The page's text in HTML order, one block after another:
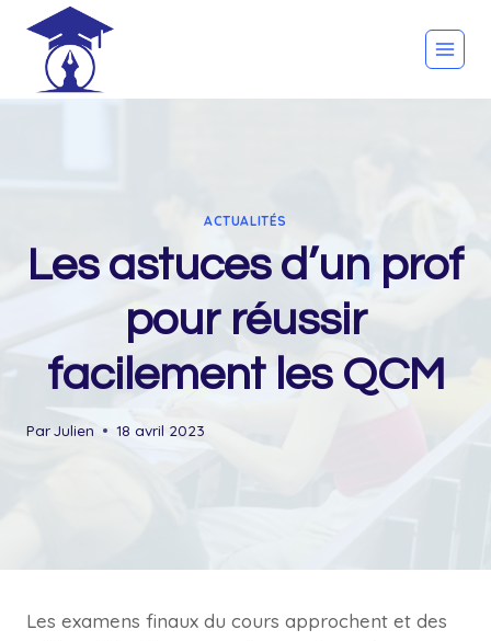
content
ACTUALITÉS
Les astuces d’un prof
pour réussir
facilement les QCM
ParJulien 18 avril 2023
Les examens finaux du cours approchent et des